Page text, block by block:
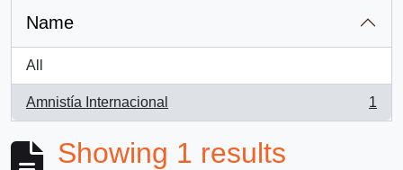
Name
All
Amnistía Internacional
, 1 results
1
Showing 1 results